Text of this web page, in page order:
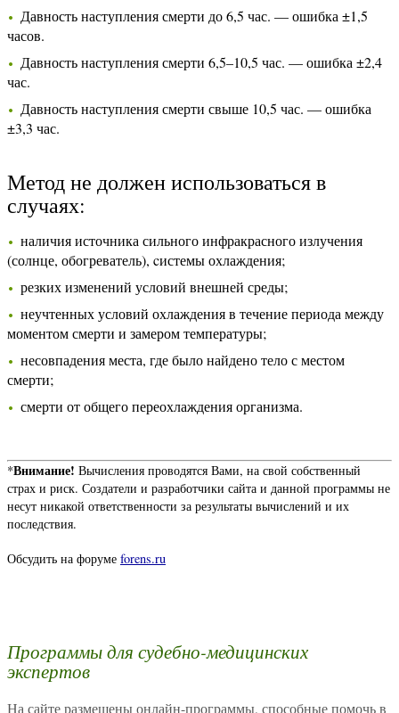
Давность наступления смерти до 6,5 час. — ошибка ±1,5
часов.
Давность наступления смерти 6,5–10,5 час. — ошибка ±2,4
час.
Давность наступления смерти свыше 10,5 час. — ошибка
±3,3 час.
Метод не должен использоваться в
случаях:
наличия источника сильного инфракрасного излучения
(солнце, обогреватель), cистемы охлаждения;
резких изменений условий внешней среды;
неучтенных условий охлаждения в течение периода между
моментом смерти и замером температуры;
несовпадения места, где было найдено тело с местом
смерти;
смерти от общего переохлаждения организма.
*Внимание! Вычисления проводятся Вами, на свой собственный
страх и риск. Создатели и разработчики сайта и данной программы не
несут никакой ответственности за результаты вычислений и их
последствия.
Обсудить на форуме forens.ru
Программы для судебно-медицинских
экспертов
На сайте размещены онлайн-программы, способные помочь в